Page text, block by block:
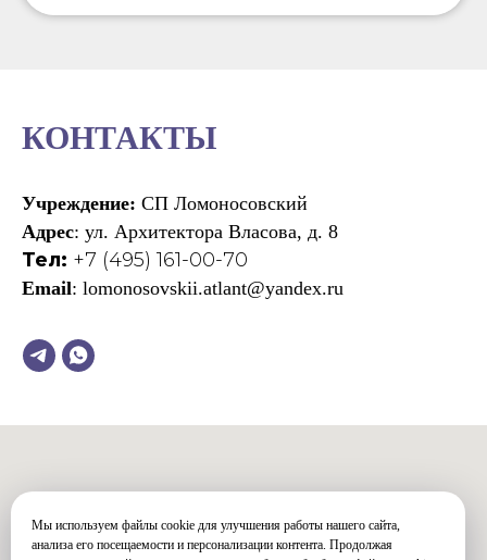
Мы используем файлы cookie для улучшения работы нашего сайта,
анализа его посещаемости и персонализации контента. Продолжая
КОНТАКТЫ
Учреждение: СП Ломоносовский
Адрес: ул. Архитектора Власова, д. 8
Тел: +7 (495) 161-00-70
Email: lomonosovskii.atlant@yandex.ru